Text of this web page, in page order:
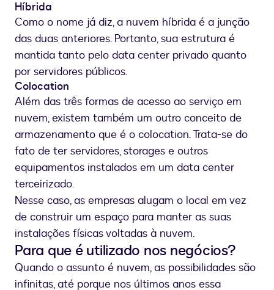
Híbrida
Como o nome já diz, a nuvem híbrida é a junção
das duas anteriores. Portanto, sua estrutura é
mantida tanto pelo data center privado quanto
por servidores públicos.
Colocation
Além das três formas de acesso ao serviço em
nuvem, existem também um outro conceito de
armazenamento que é o colocation. Trata-se do
fato de ter servidores, storages e outros
equipamentos instalados em um data center
terceirizado.
Nesse caso, as empresas alugam o local em vez
de construir um espaço para manter as suas
instalações físicas voltadas à nuvem.
Para que é utilizado nos negócios?
Quando o assunto é nuvem, as possibilidades são
infinitas, até porque nos últimos anos essa